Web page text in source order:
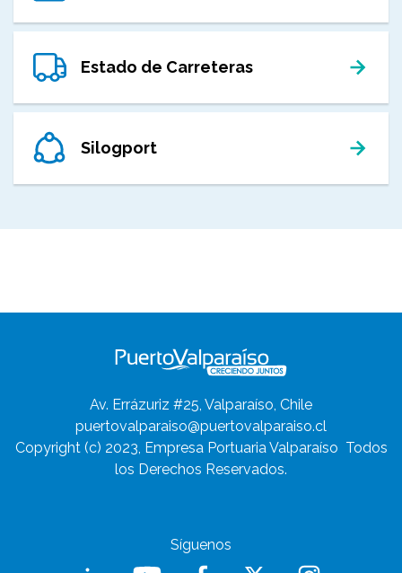
Estado de Carreteras
Silogport
Av. Errázuriz #25, Valparaíso, Chile
puertovalparaiso@puertovalparaiso.cl
Copyright (c) 2023, Empresa Portuaria Valparaíso Todos
los Derechos Reservados.
Síguenos